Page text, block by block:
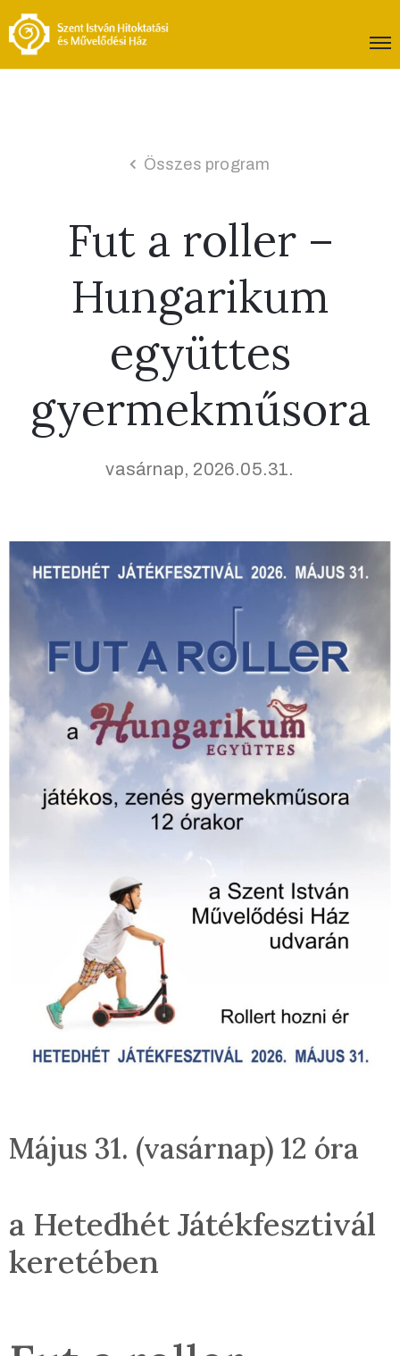
Összes program
Fut a roller –
Hungarikum
együttes
gyermekműsora
vasárnap, 2026.05.31.
Május 31. (vasárnap) 12 óra
a Hetedhét Játékfesztivál
keretében